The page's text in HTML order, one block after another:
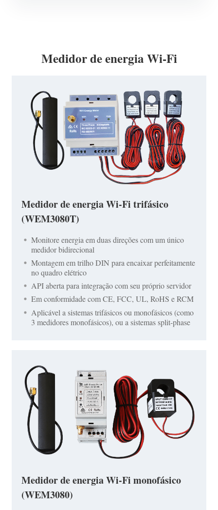
Medidor de energia Wi-Fi
Medidor de energia Wi-Fi trifásico
(WEM3080T)
Monitore energia em duas direções com um único
medidor bidirecional
Montagem em trilho DIN para encaixar perfeitamente
no quadro elétrico
API aberta para integração com seu próprio servidor
Em conformidade com CE, FCC, UL, RoHS e RCM
Aplicável a sistemas trifásicos ou monofásicos (como
3 medidores monofásicos), ou a sistemas split-phase
Medidor de energia Wi-Fi monofásico
(WEM3080)